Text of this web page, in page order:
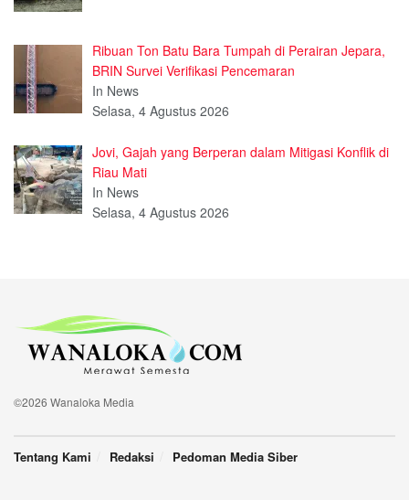
Ribuan Ton Batu Bara Tumpah di Perairan Jepara,
BRIN Survei Verifikasi Pencemaran
In News
Selasa, 4 Agustus 2026
Jovi, Gajah yang Berperan dalam Mitigasi Konflik di
Riau Mati
In News
Selasa, 4 Agustus 2026
©2026 Wanaloka Media
Tentang Kami Redaksi Pedoman Media Siber